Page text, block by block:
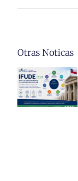
Otras Noticas